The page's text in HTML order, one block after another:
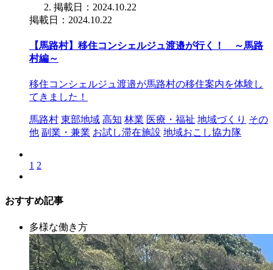
掲載日：2024.10.22
掲載日：2024.10.22
【馬路村】移住コンシェルジュ渡邉が行く！ ～馬路
村編～
移住コンシェルジュ渡邉が馬路村の移住案内を体験し
てきました！
馬路村 東部地域 高知 林業 医療・福祉 地域づくり その
他 副業・兼業 お試し滞在施設 地域おこし協力隊
1 2
おすすめ記事
多様な働き方